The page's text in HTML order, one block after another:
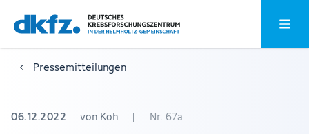
Zum
Hauptinhalt
springen
Zur
Fußzeile
springen
Pressemitteilungen
06.12.2022 von Koh | Nr. 67a